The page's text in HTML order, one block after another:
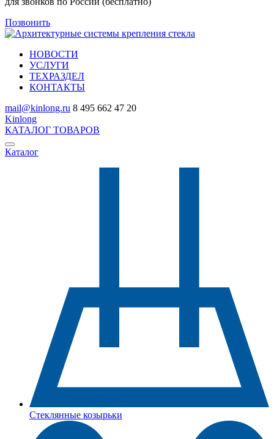
Позвонить
НОВОСТИ
УСЛУГИ
ТЕХРАЗДЕЛ
КОНТАКТЫ
mail@kinlong.ru 8 495 662 47 20
Kinlong
КАТАЛОГ ТОВАРОВ
Каталог
Стеклянные козырьки